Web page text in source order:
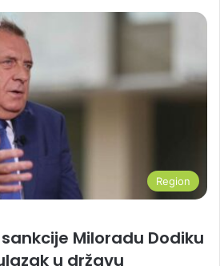
Region
Miloradu Dodiku
u državu